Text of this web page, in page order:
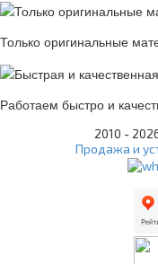
Только оригинальные
Работаем быстро и
2010 -
Продажа и